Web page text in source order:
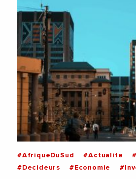
#AfriqueDuSud #Actualite
#Decideurs
#Economie